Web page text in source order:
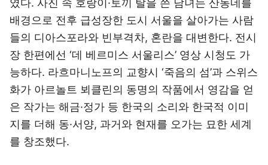
였다. 사진 속 호랑이·토끼 탈을 쓴 남녀는 산동네를
배경으로 전후 급성장한 도시 서울을 살아가는 사람
들의 디아스포라와 빈부격차, 혼란을 대변한다. 전시
장 한편에선 ‘데 베르미스 서울리스’ 영상 시청도 가
능하다. 라흐마니노프의 교향시 ‘죽음의 섬’과 스위스
화가 아르놀트 뵈클린의 동명의 작품에서 영감을 얻
은 작가는 해금·정가 등 한국의 소리와 한국적 이미
지를 더해 동·서양, 과거와 현재를 오가는 묘한 세계
를 창조했다.